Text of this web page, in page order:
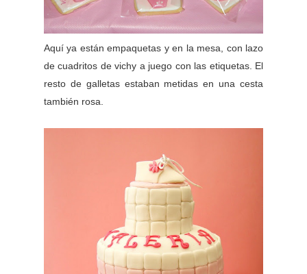
Aquí ya están empaquetas y en la mesa, con lazo
de cuadritos de vichy a juego con las etiquetas. El
resto de galletas estaban metidas en una cesta
también rosa.